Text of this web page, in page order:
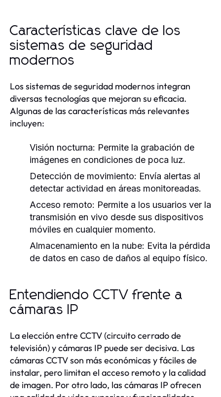
Características clave de los
sistemas de seguridad
modernos
Los sistemas de seguridad modernos integran
diversas tecnologías que mejoran su eficacia.
Algunas de las características más relevantes
incluyen:
Visión nocturna: Permite la grabación de
imágenes en condiciones de poca luz.
Detección de movimiento: Envía alertas al
detectar actividad en áreas monitoreadas.
Acceso remoto: Permite a los usuarios ver la
transmisión en vivo desde sus dispositivos
móviles en cualquier momento.
Almacenamiento en la nube: Evita la pérdida
de datos en caso de daños al equipo físico.
Entendiendo CCTV frente a
cámaras IP
La elección entre CCTV (circuito cerrado de
televisión) y cámaras IP puede ser decisiva. Las
cámaras CCTV son más económicas y fáciles de
instalar, pero limitan el acceso remoto y la calidad
de imagen. Por otro lado, las cámaras IP ofrecen